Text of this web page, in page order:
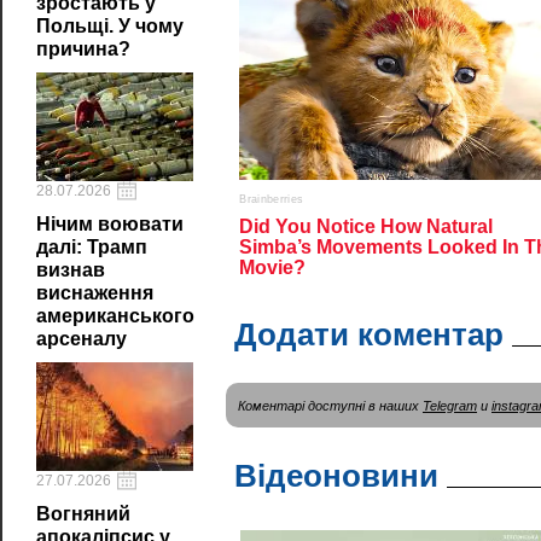
Польщі. У чому
причина?
28.07.2026
Нічим воювати
далі: Трамп
визнав
виснаження
американського
арсеналу
27.07.2026
Вогняний
апокаліпсис у
Додати коментар
Коментарі доступні в наших Telegram и
Відеоновини